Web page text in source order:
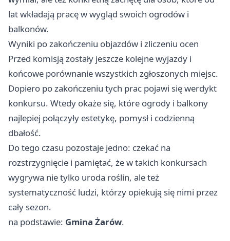
lat wkładają pracę w wygląd swoich ogrodów i
balkonów.
Wyniki po zakończeniu objazdów i zliczeniu ocen
Przed komisją zostały jeszcze kolejne wyjazdy i
końcowe porównanie wszystkich zgłoszonych miejsc.
Dopiero po zakończeniu tych prac pojawi się werdykt
konkursu. Wtedy okaże się, które ogrody i balkony
najlepiej połączyły estetykę, pomysł i codzienną
dbałość.
Do tego czasu pozostaje jedno: czekać na
rozstrzygnięcie i pamiętać, że w takich konkursach
wygrywa nie tylko uroda roślin, ale też
systematyczność ludzi, którzy opiekują się nimi przez
cały sezon.
na podstawie: Gmina Żarów.